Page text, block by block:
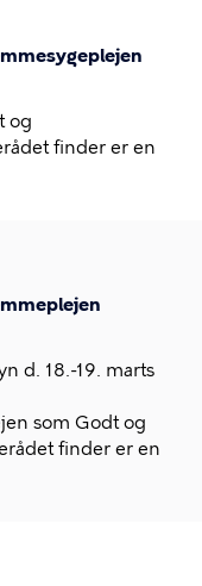
og
finder er en
d. 18.-19. marts
som Godt og
finder er en